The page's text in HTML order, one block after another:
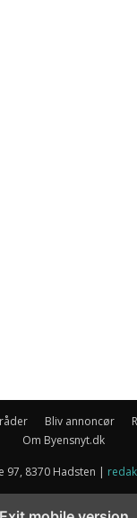
Bliv annoncør
Om Byensnyt.dk
97, 8370 Hadsten |